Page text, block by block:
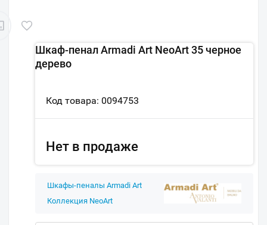
Шкаф-пенал Armadi Art NeoArt 35 черное
дерево
Код товара: 0094753
Нет в продаже
Шкафы-пеналы Armadi Art
Коллекция NeoArt